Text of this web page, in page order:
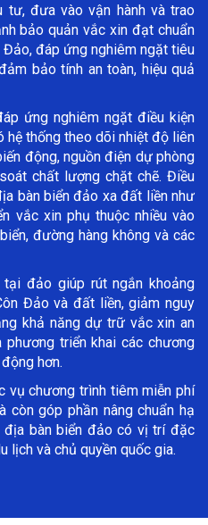
đưa vào vận hành và trao
bảo quản vắc xin đạt chuẩn
đáp ứng nghiêm ngặt tiêu
bảo tính an toàn, hiệu quả
ứng nghiêm ngặt điều kiện
hệ thống theo dõi nhiệt độ liên
động, nguồn điện dự phòng
chất lượng chặt chẽ. Điều
bàn biển đảo xa đất liền như
vắc xin phụ thuộc nhiều vào
đường hàng không và các
đảo giúp rút ngắn khoảng
Đảo và đất liền, giảm nguy
khả năng dự trữ vắc xin an
triển khai các chương
hơn.
vụ chương trình tiêm miễn phí
còn góp phần nâng chuẩn hạ
bàn biển đảo có vị trí đặc
lịch và chủ quyền quốc gia.